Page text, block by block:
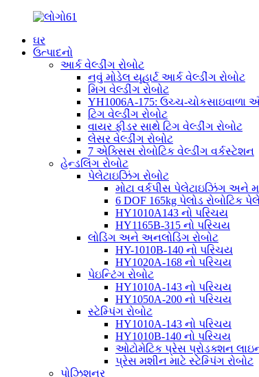
ઘર
ઉત્પાદનો
આર્ક વેલ્ડીંગ રોબોટ
નવું મોડેલ યૂહાર્ટ આર્ક વેલ્ડીંગ રોબોટ
મિગ વેલ્ડીંગ રોબોટ
YH1006A-175: ઉચ્ચ-ચોકસાઇવાળા
ટિગ વેલ્ડીંગ રોબોટ
વાયર ફીડર સાથે ટિગ વેલ્ડીંગ રોબોટ
લેસર વેલ્ડીંગ રોબોટ
7 એક્સિસ રોબોટિક વેલ્ડીંગ વર્કસ્ટેશન
હેન્ડલિંગ રોબોટ
પેલેટાઇઝિંગ રોબોટ
મોટા વર્કપીસ પેલેટાઇઝિંગ અને
6 DOF 165kg પેલોડ રોબોટિક
HY1010A143 નો પરિચય
HY1165B-315 નો પરિચય
લોડિંગ અને અનલોડિંગ રોબોટ
HY-1010B-140 નો પરિચય
HY1020A-168 નો પરિચય
પેઇન્ટિંગ રોબોટ
HY1010A-143 નો પરિચય
HY1050A-200 નો પરિચય
સ્ટેમ્પિંગ રોબોટ
HY1010A-143 નો પરિચય
HY1010B-140 નો પરિચય
ઓટોમેટિક પ્રેસ પ્રોડક્શન લાઇન
પ્રેસ મશીન માટે સ્ટેમ્પિંગ રોબોટ
પોઝિશનર